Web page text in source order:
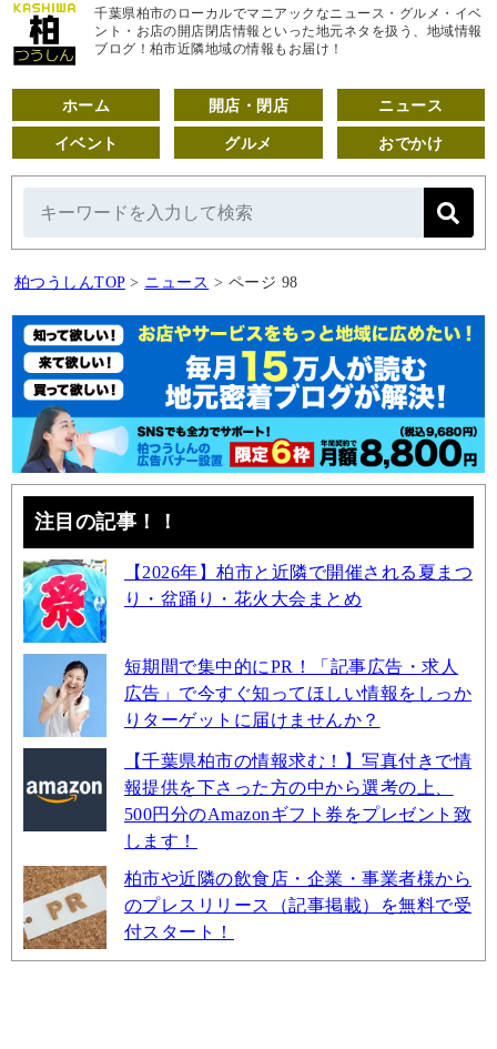
千葉県柏市のローカルでマニアックなニュース・グルメ・イベ
ント・お店の開店閉店情報といった地元ネタを扱う、地域情報
ブログ！柏市近隣地域の情報もお届け！
ホーム 開店・閉店 ニュース
イベント グルメ おでかけ
柏つうしんTOP > ニュース > ページ 98
注目の記事！！
【2026年】柏市と近隣で開催される夏まつ
り・盆踊り・花火大会まとめ
短期間で集中的にPR！「記事広告・求人
広告」で今すぐ知ってほしい情報をしっか
りターゲットに届けませんか？
【千葉県柏市の情報求む！】写真付きで情
報提供を下さった方の中から選考の上、
500円分のAmazonギフト券をプレゼント致
します！
柏市や近隣の飲食店・企業・事業者様から
のプレスリリース（記事掲載）を無料で受
付スタート！